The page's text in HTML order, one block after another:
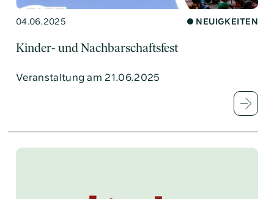
04.06.2025 NEUIGKEITEN
Kinder- und Nachbarschaftsfest
Veranstaltung am 21.06.2025